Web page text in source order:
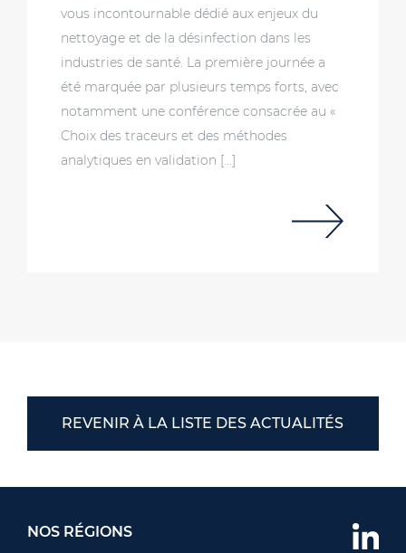
vous incontournable dédié aux enjeux du
nettoyage et de la désinfection dans les
industries de santé. La première journée a
été marquée par plusieurs temps forts, avec
notamment une conférence consacrée au «
Choix des traceurs et des méthodes
analytiques en validation […]
REVENIR À LA LISTE DES ACTUALITÉS
NOS RÉGIONS